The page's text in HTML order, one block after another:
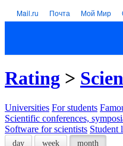
Mail.ru Почта Мой Мир
Rating >
Universities For students
Scientific conferences,
Software for scientists Student
day week month